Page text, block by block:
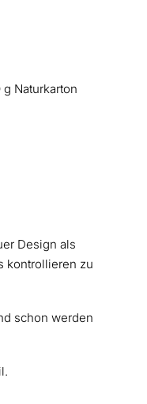
Naturkarton
Design als
kontrollieren zu
schon werden